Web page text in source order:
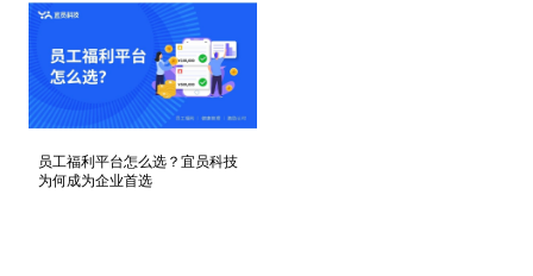
员工福利平台怎么选？宜员科技
为何成为企业首选